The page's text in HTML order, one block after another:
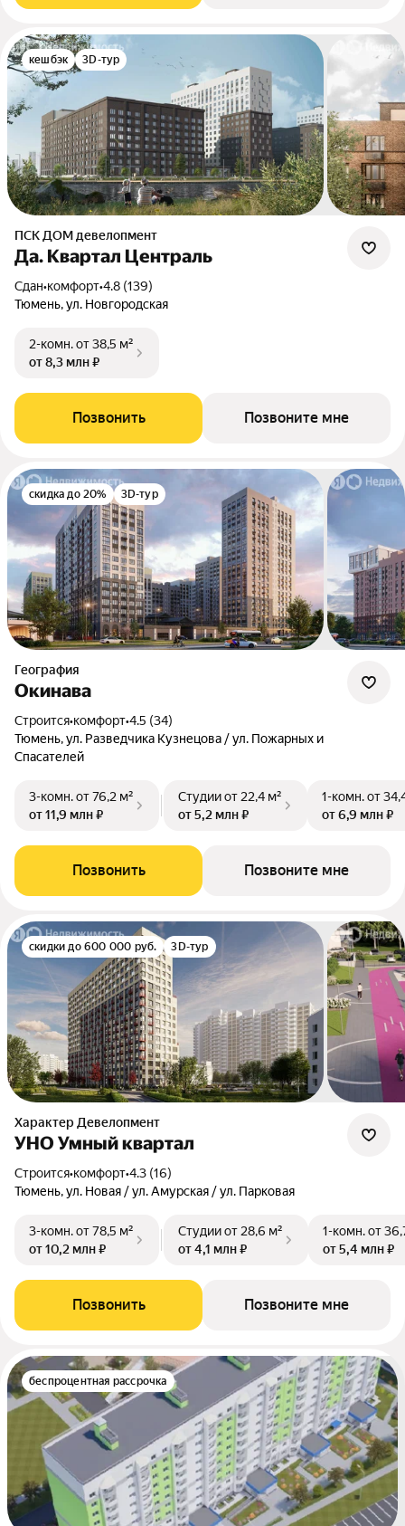
кешбэк 3D-тур
ПСК ДОМ девелопмент
Да. Квартал Централь
Сдан•комфорт•4.8 (139)
Тюмень, ул. Новгородская
2-комн.от 38,5 м²
от 8,3 млн ₽
Позвонить Позвоните мне
скидка до 20% 3D-тур
География
Окинава
Строится•комфорт•4.5 (34)
Тюмень, ул. Разведчика Кузнецова / ул. Пожарных и
Спасателей
3-комн.от 76,2 м²
от 11,9 млн ₽
Студииот 22,4 м²
от 5,2 млн ₽
1-комн.от
от 6,9 млн ₽
Позвонить Позвоните мне
скидки до 600 000 руб. 3D-тур
Характер Девелопмент
УНО Умный квартал
Строится•комфорт•4.3 (16)
Тюмень, ул. Новая / ул. Амурская / ул. Парковая
3-комн.от 78,5 м²
от 10,2 млн ₽
Студииот 28,6 м²
от 4,1 млн ₽
1-комн.от
от 5,4 млн ₽
Позвонить Позвоните мне
беспроцентная рассрочка